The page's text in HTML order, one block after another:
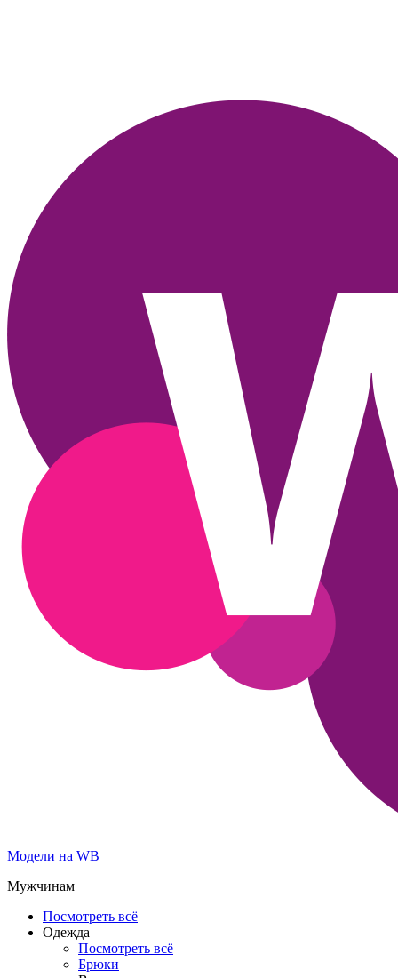
Модели на WB
Мужчинам
Посмотреть всё
Одежда
Посмотреть всё
Брюки